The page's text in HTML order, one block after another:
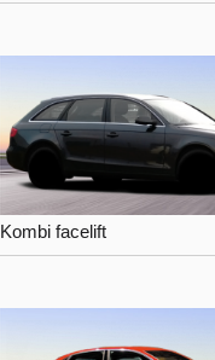
Kombi facelift